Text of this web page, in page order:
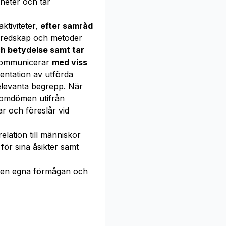
efter samråd
och metoder
betydelse samt tar
med viss
av utförda
begrepp. När
utifrån
och föreslår vid
till människor
sina åsikter samt
egna förmågan och